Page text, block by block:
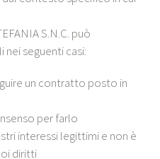
S.N.C. può
seguenti casi:
un contratto posto in
per farlo
interessi legittimi e non è
diritti